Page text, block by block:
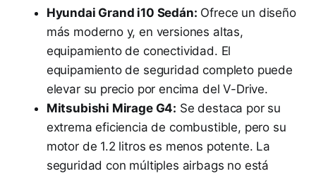
Hyundai Grand i10 Sedán: Ofrece un diseño
más moderno y, en versiones altas,
equipamiento de conectividad. El
equipamiento de seguridad completo puede
elevar su precio por encima del V-Drive.
Mitsubishi Mirage G4: Se destaca por su
extrema eficiencia de combustible, pero su
motor de 1.2 litros es menos potente. La
seguridad con múltiples airbags no está